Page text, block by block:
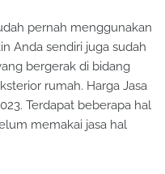
pernah menggunakan
Anda sendiri juga sudah
bergerak di bidang
rumah. Harga Jasa
Terdapat beberapa hal
memakai jasa hal